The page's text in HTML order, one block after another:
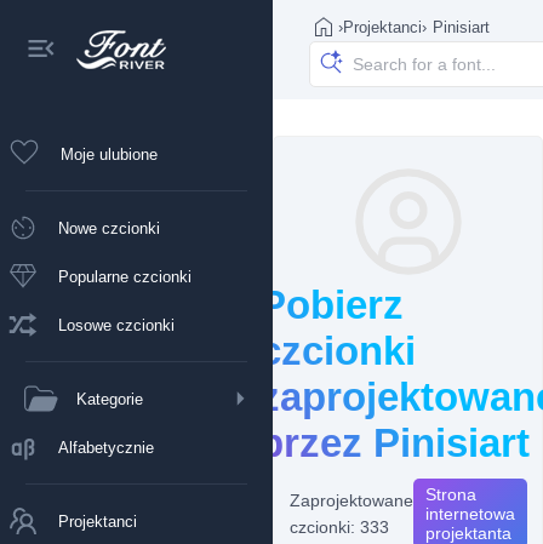
Moje ulubione
Nowe czcionki
Popularne czcionki
Losowe czcionki
Kategorie
Alfabetycznie
Projektanci
›Projektanci› Pinisiart
Pobierz
czcionki
przez Pinisiart
Zaprojektowane
czcionki: 333
Strona
internetowa
projektanta